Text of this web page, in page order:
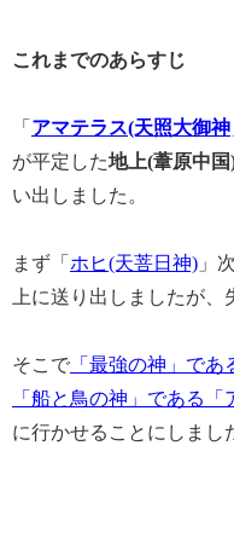
これまでのあらすじ
「 アマテラス(天照大御神
が平定した地上(葦原中国
い出しました。
まず「 ホヒ(天菩日神) 」
上に送り出しましたが、
そこで 「最強の神」で
「船と鳥の神」である「
に行かせることにしまし